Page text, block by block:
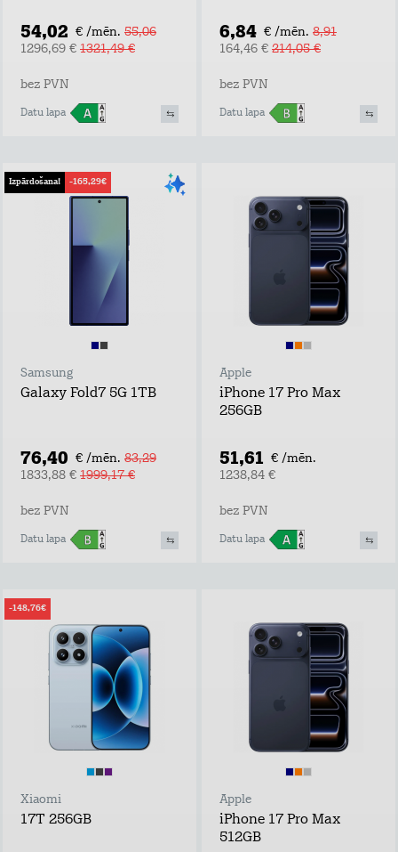
54,02 € /mēn. 55,06
1296,69 € 1321,49 €
bez PVN
Datu lapa
6,84 € /mēn. 8,91
164,46 € 214,05 €
bez PVN
Datu lapa
Izpārdošana! -165,29€
Samsung
Galaxy Fold7 5G 1TB
76,40 € /mēn. 83,29
1833,88 € 1999,17 €
bez PVN
Datu lapa
Apple
iPhone 17 Pro Max
256GB
51,61 € /mēn.
1238,84 €
bez PVN
Datu lapa
-148,76€
Xiaomi
17T 256GB
Apple
iPhone 17 Pro Max
512GB